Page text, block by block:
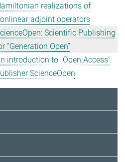
realizations of
adjoint operators
Scientific Publishing
“Generation Open”
introduction to "Open Access"
ScienceOpen